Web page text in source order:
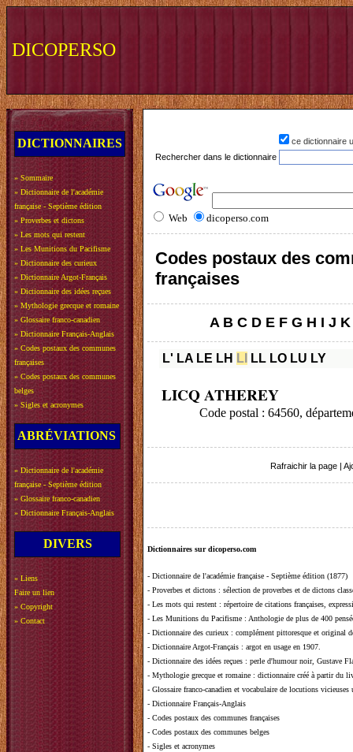
DICOPERSO
DICTIONNAIRES
» Sommaire
» Dictionnaire de l'académie
française - Septième édition
» Proverbes et dictons
» Les mots qui restent
» Les Munitions du Pacifisme
» Dictionnaire des curieux
» Dictionnaire Argot-Français
» Dictionnaire des idées reçues
» Mythologie grecque et romaine
» Glossaire franco-canadien
» Dictionnaire Français-Anglais
» Codes postaux des communes
françaises
» Codes postaux des communes
belges
» Sigles et acronymes
ABRÉVIATIONS
» Dictionnaire de l'académie
française - Septième édition
» Glossaire franco-canadien
» Dictionnaire Français-Anglais
DIVERS
» Liens
Faire un lien
» Copyright
» Contact
ce dictionnaire
Rechercher dans le dictionnaire
Web dicoperso.com
Codes postaux des
françaises
A B C D E F G H I J K
L' LA LE LH LI LL LO LU LY
LICQ ATHEREY
Code postal : 64560,
Rafraichir la page
Dictionnaires sur dicoperso.com
- Dictionnaire de l'académie française - Septième édition (1877)
- Proverbes et dictons : sélection de proverbes et de dictons
- Les mots qui restent : répertoire de citations françaises,
- Les Munitions du Pacifisme : Anthologie de plus de 400
- Dictionnaire des curieux : complément pittoresque et original
- Dictionnaire Argot-Français : argot en usage en 1907.
- Dictionnaire des idées reçues : perle d'humour noir, Gustave
- Mythologie grecque et romaine : dictionnaire créé à partir du
- Glossaire franco-canadien et vocabulaire de locutions vicieuses
- Dictionnaire Français-Anglais
- Codes postaux des communes françaises
- Codes postaux des communes belges
- Sigles et acronymes